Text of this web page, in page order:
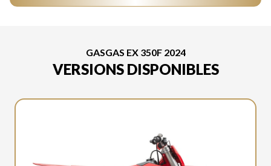
GASGAS EX 350F 2024
VERSIONS DISPONIBLES